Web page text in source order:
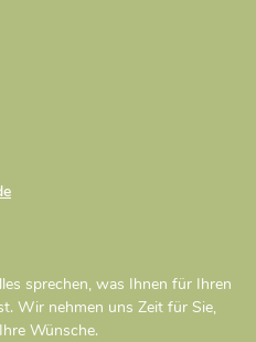
sprechen, was Ihnen für Ihren
Wir nehmen uns Zeit für Sie,
Wünsche.